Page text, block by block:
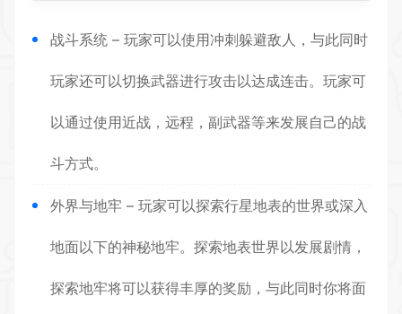
战斗系统 – 玩家可以使用冲刺躲避敌人，与此同时
玩家还可以切换武器进行攻击以达成连击。玩家可
以通过使用近战，远程，副武器等来发展自己的战
斗方式。
外界与地牢 – 玩家可以探索行星地表的世界或深入
地面以下的神秘地牢。探索地表世界以发展剧情，
探索地牢将可以获得丰厚的奖励，与此同时你将面